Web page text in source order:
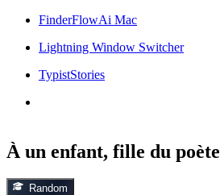
FinderFlowAi Mac
Lightning Window Switcher
TypistStories
À un enfant, fille du poète
Random